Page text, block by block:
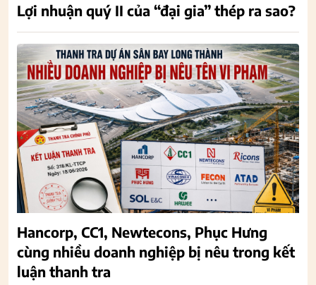
Lợi nhuận quý II của “đại gia” thép ra sao?
Hancorp, CC1, Newtecons, Phục Hưng
cùng nhiều doanh nghiệp bị nêu trong kết
luận thanh tra